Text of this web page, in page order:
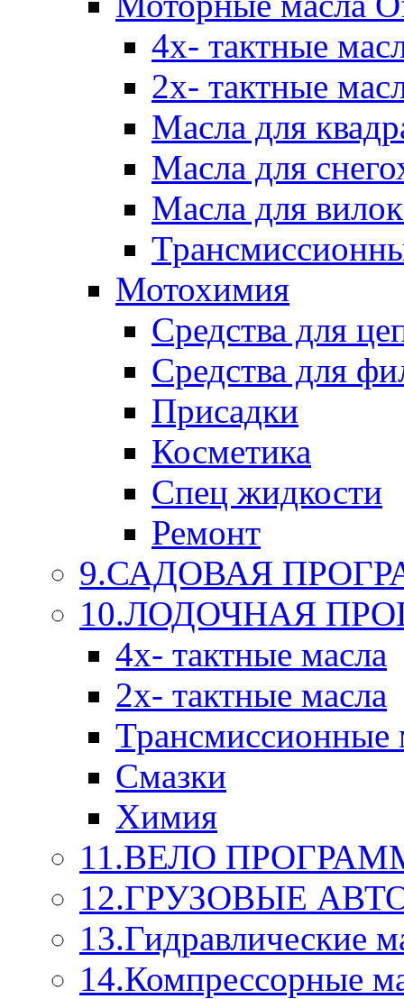
4х- тактные
2х- тактные
Масла для
Масла для
Масла для
Мотохимия
Средства для
Средства для
Присадки
Косметика
Спец жидкости
Ремонт
9.САДОВАЯ
10.ЛОДОЧНАЯ
4х- тактные масла
2х- тактные масла
Трансмиссионные
Смазки
Химия
11.ВЕЛО
12.ГРУЗОВЫЕ
13.Гидравлические
14.Компрессорные